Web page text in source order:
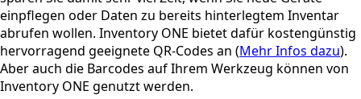
einpflegen oder Daten zu bereits hinterlegtem Inventar
abrufen wollen. Inventory ONE bietet dafür kostengünstig
hervorragend geeignete QR-Codes an (Mehr Infos dazu).
Aber auch die Barcodes auf Ihrem Werkzeug können von
Inventory ONE genutzt werden.